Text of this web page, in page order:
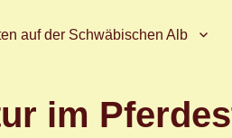
auf der Schwäbischen Alb
im